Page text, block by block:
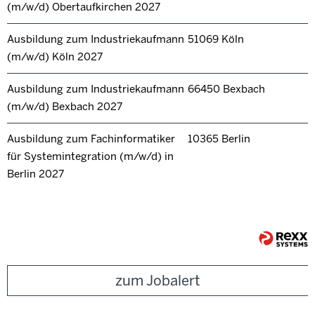
(m/w/d) Obertaufkirchen 2027
Ausbildung zum Industriekaufmann
(m/w/d) Köln 2027
51069 Köln
Ausbildung zum Industriekaufmann
(m/w/d) Bexbach 2027
66450 Bexbach
Ausbildung zum Fachinformatiker
für Systemintegration (m/w/d) in
Berlin 2027
10365 Berlin
zum Jobalert